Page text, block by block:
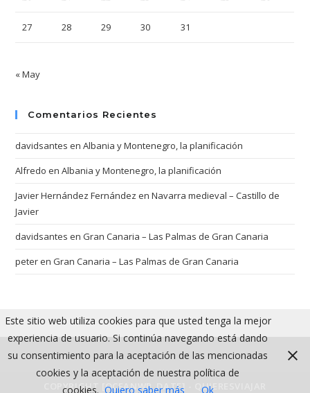
27 28 29 30 31
« May
Comentarios Recientes
davidsantes enAlbania y Montenegro, la planificación
Alfredo enAlbania y Montenegro, la planificación
Javier Hernández Fernández enNavarra medieval – Castillo de
Javier
davidsantes enGran Canaria – Las Palmas de Gran Canaria
peterenGran Canaria – Las Palmas de Gran Canaria
COPYRIGHT [OCEANWP_DATE] - QUIERESVIAJAR
Este sitio web utiliza cookies para que usted tenga la mejor
experiencia de usuario. Si continúa navegando está dando
su consentimiento para la aceptación de las mencionadas
cookies y la aceptación de nuestra política de
cookies. Quiero saber más Ok